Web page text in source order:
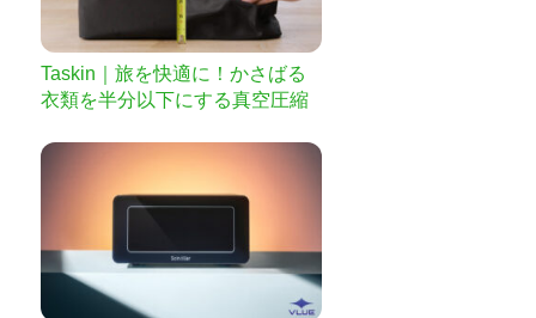
Taskin｜旅を快適に！かさばる
衣類を半分以下にする真空圧縮